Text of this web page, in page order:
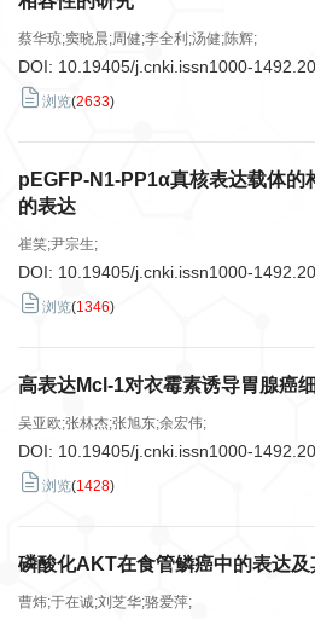
蔡华琼;窦晓晨;周健;李全利;汤健;陈辉;
DOI: 10.19405/j.cnki.issn1000-
浏览(2633)
pEGFP-N1-PP1α真核表达载体的
的表达
崔笑;尹宗生;
DOI: 10.19405/j.cnki.issn1000-
浏览(1346)
高表达Mcl-1对衣霉素诱导胃腺癌
吴亚欧;张林杰;张旭东;余宏伟;
DOI: 10.19405/j.cnki.issn1000-
浏览(1428)
磷酸化AKT在食管鳞癌中的表达及
曹炜;于在诚;刘芝华;骆爱萍;